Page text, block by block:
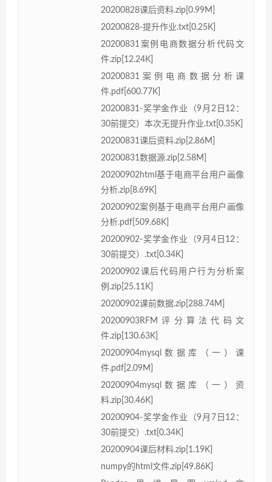
20200828课后资料.zip[0.99M]
20200828-提升作业.txt[0.25K]
20200831案例电商数据分析代码文
件.zip[12.24K]
20200831案例电商数据分析课
件.pdf[600.77K]
20200831-奖学金作业（9月2日12：
30前提交）本次无提升作业.txt[0.35K]
20200831课后资料.zip[2.86M]
20200831数据源.zip[2.58M]
20200902html基于电商平台用户画像
分析.zip[8.69K]
20200902案例基于电商平台用户画像
分析.pdf[509.68K]
20200902-奖学金作业（9月4日12：
30前提交）.txt[0.34K]
20200902课后代码用户行为分析案
例.zip[25.11K]
20200902课前数据.zip[288.74M]
20200903RFM评分算法代码文
件.zip[130.63K]
20200904mysql数据库（一）课
件.pdf[2.09M]
20200904mysql数据库（一）资
料.zip[30.46K]
20200904-奖学金作业（9月7日12：
30前提交）.txt[0.34K]
20200904课后材料.zip[1.19K]
numpy的html文件.zip[49.86K]